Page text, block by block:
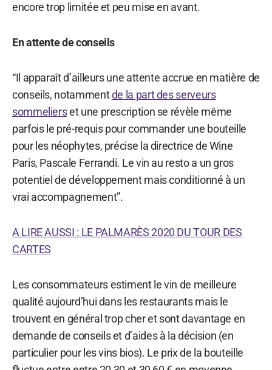
encore trop limitée et peu mise en avant.
En attente de conseils
“Il apparaît d’ailleurs une attente accrue en matière de
conseils, notammentde la part des serveurs
sommelierset une prescription se révèle même
parfois le pré-requis pour commander une bouteille
pour les néophytes, précise la directrice de Wine
Paris, Pascale Ferrandi. Le vin au resto a un gros
potentiel de développement mais conditionné à un
vrai accompagnement”.
A LIRE AUSSI : LE PALMARÈS 2020 DU TOUR DES
CARTES
Les consommateurs estiment le vin de meilleure
qualité aujourd’hui dans les restaurants mais le
trouvent en général trop cher et sont davantage en
demande de conseils et d’aides à la décision (en
particulier pour les vins bios). Le prix de la bouteille